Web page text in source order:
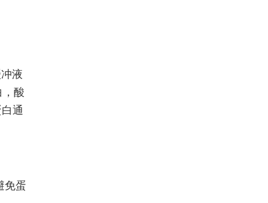
液
酸
通
免蛋